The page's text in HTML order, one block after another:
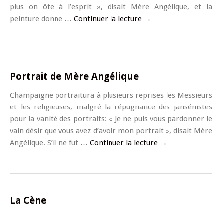
plus on ôte à l’esprit », disait Mère Angélique, et la
peinture donne … Continuer la lecture →
Portrait de Mère Angélique
Champaigne portraitura à plusieurs reprises les Messieurs
et les religieuses, malgré la répugnance des jansénistes
pour la vanité des portraits: « Je ne puis vous pardonner le
vain désir que vous avez d’avoir mon portrait », disait Mère
Angélique. S’il ne fut … Continuer la lecture →
La Cène